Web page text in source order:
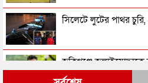
সিলেটে লুটের পাথর
জকিগঞ্জে জুলাইযোদ্ধাকে
অভিযোগ